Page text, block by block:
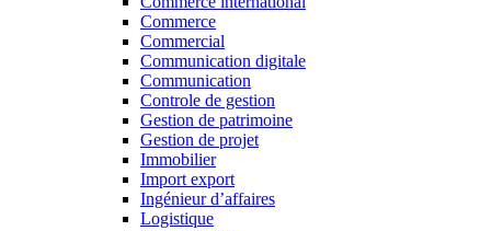
Commerce
Commercial
Communication digitale
Communication
Controle de gestion
Gestion de patrimoine
Gestion de projet
Immobilier
Import export
Ingénieur d’affaires
Logistique